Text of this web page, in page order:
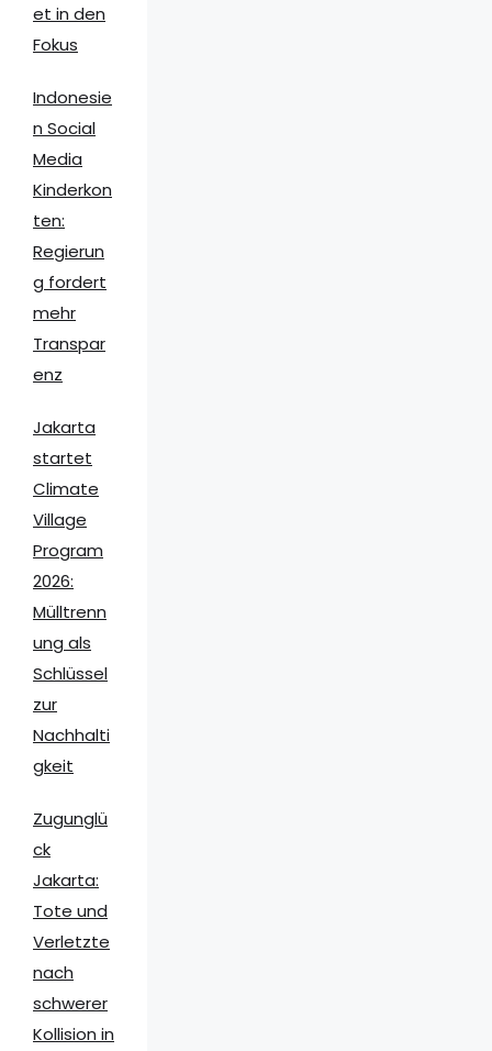
et in den
Fokus
Indonesie
n Social
Media
Kinderkon
ten:
Regierun
g fordert
mehr
Transpar
enz
Jakarta
startet
Climate
Village
Program
2026:
Mülltrenn
ung als
Schlüssel
zur
Nachhalti
gkeit
Zugunglü
ck
Jakarta:
Tote und
Verletzte
nach
schwerer
Kollision in